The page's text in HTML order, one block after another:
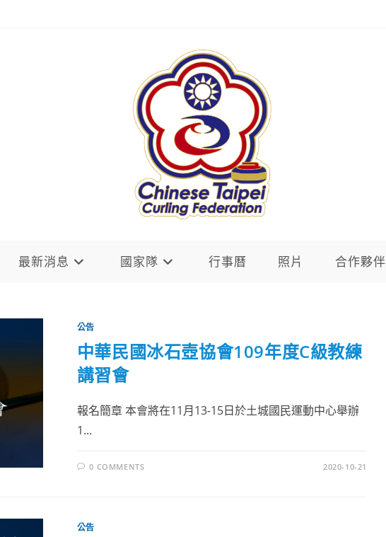
最新消息 國家隊 行事曆 照片 合作夥伴
公告
中華民國冰石壺協會109年度C級教練
講習會
報名簡章 本會將在11月13-15日於土城國民運動中心舉辦
1...
0 COMMENTS 2020-10-21
公告